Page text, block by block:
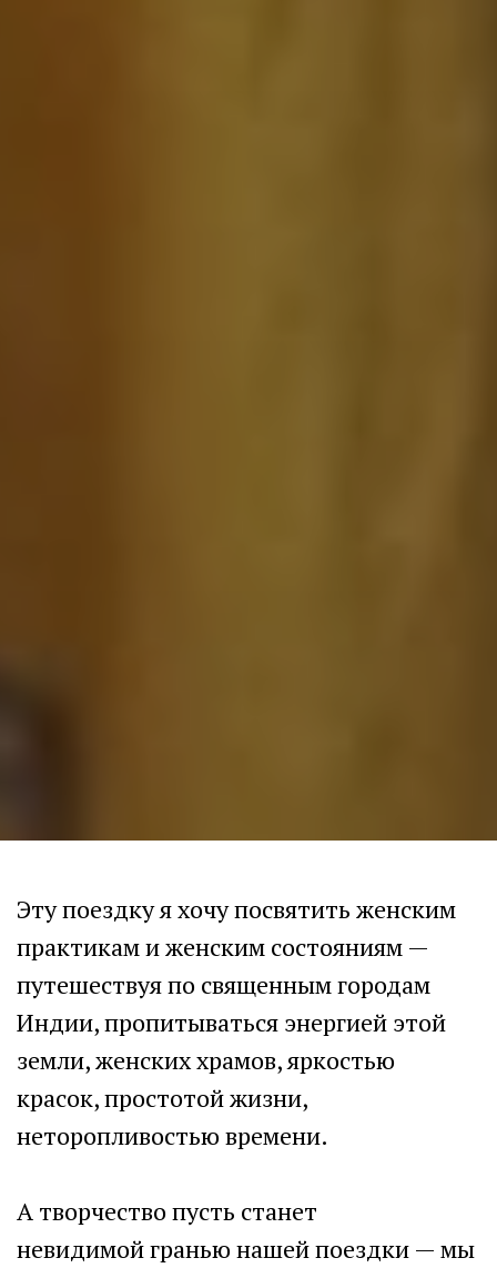
Эту поездку я хочу посвятить женским
практикам и женским состояниям —
путешествуя по священным городам
Индии, пропитываться энергией этой
земли, женских храмов, яркостью
красок, простотой жизни,
неторопливостью времени.
А творчество пусть станет
невидимой гранью нашей поездки — мы